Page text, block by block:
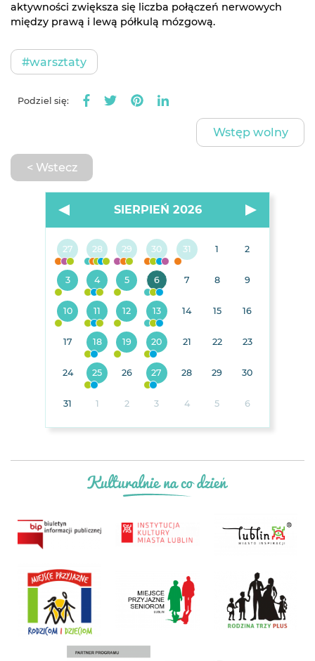
aktywności zwiększa się liczba połączeń nerwowych
między prawą i lewą półkulą mózgową.
#warsztaty
Podziel się:
< Wstecz
Wstęp wolny
SIERPIEŃ 2026
27 28 29 30 31 1 2
3 4 5 6 7 8 9
10 11 12 13 14 15 16
17 18 19 20 21 22 23
24 25 26 27 28 29 30
31 1 2 3 4 5 6